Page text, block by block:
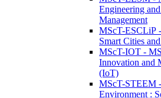
Engineering
Management
MScT-ESCLiP
Smart Cities
MScT-IOT -
Innovation and
(IoT)
MScT-STEEM
Environment :